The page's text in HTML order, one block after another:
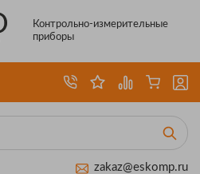
Контрольно-измерительные
приборы
zakaz@eskomp.ru